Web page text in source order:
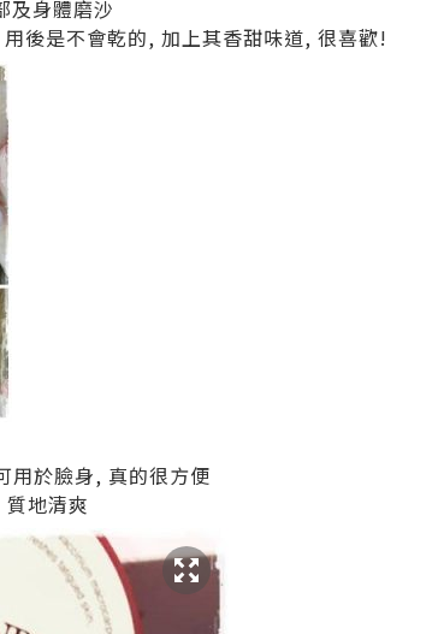
及身體磨沙
後是不會乾的, 加上其香甜味道, 很喜歡!
用於臉身, 真的很方便
地清爽